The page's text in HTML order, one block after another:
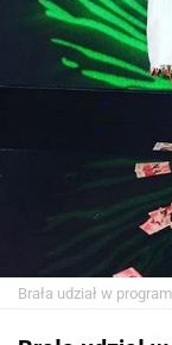
Brała udział w